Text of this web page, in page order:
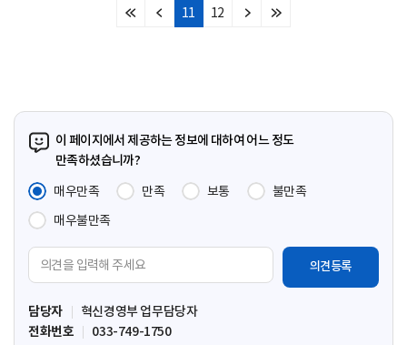
처
이
11 12
다
마
이 페이지에서 제공하는 정보에 대하여 어느 정도
만족하셨습니까?
매우만족
만족 보통
불만족
매우불만족
견
입
력
담당자
혁신경영부 업무담당자
전화번호
033-749-1750